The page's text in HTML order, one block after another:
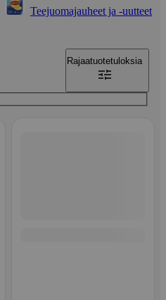
Teejuomajauheet ja -uutteet
Rajaatuotetuloksia